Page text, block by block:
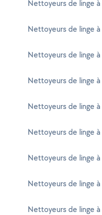
Nettoyeurs de linge à
Nettoyeurs de linge à
Nettoyeurs de linge
Nettoyeurs de linge à
Nettoyeurs de linge
Nettoyeurs de linge
Nettoyeurs de linge
Nettoyeurs de linge à
Nettoyeurs de linge à